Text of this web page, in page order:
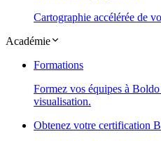
Cartographie accélérée de
Académie
Formations
Formez vos équipes à
visualisation.
Obtenez votre certification